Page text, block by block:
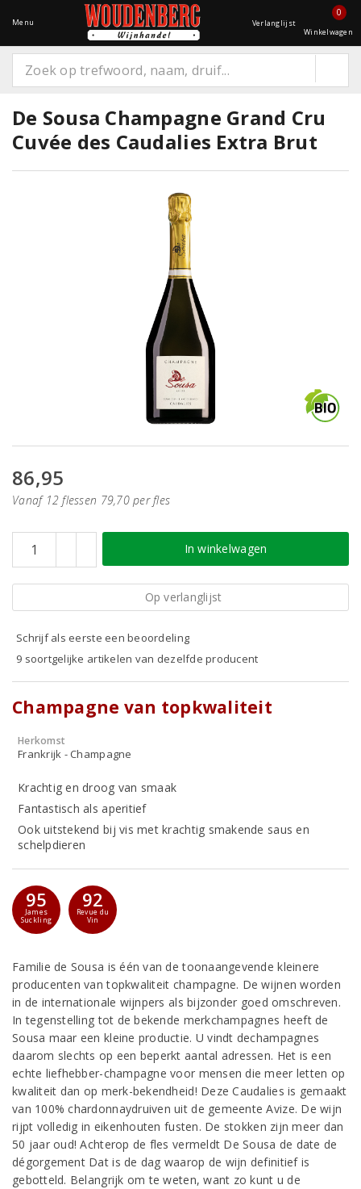
Menu Verlanglijst
0
Winkelwagen
De Sousa Champagne Grand Cru
Cuvée des Caudalies Extra Brut
86,95
Vanaf 12 flessen 79,70 per fles
In winkelwagen
Op verlanglijst
Schrijf als eerste een beoordeling
9 soortgelijke artikelen van dezelfde producent
Champagne van topkwaliteit
Herkomst
Frankrijk - Champagne
Krachtig en droog van smaak
Fantastisch als aperitief
Ook uitstekend bij vis met krachtig smakende saus en
schelpdieren
95
James
Suckling
92
Revue du
Vin
Familie de Sousa is één van de toonaangevende kleinere
producenten van topkwaliteit champagne. De wijnen worden
in de internationale wijnpers als bijzonder goed omschreven.
In tegenstelling tot de bekende merkchampagnes heeft de
Sousa maar een kleine productie. U vindt dechampagnes
daarom slechts op een beperkt aantal adressen. Het is een
echte liefhebber-champagne voor mensen die meer letten op
kwaliteit dan op merk-bekendheid! Deze Caudalies is gemaakt
van 100% chardonnaydruiven uit de gemeente Avize. De wijn
rijpt volledig in eikenhouten fusten. De stokken zijn meer dan
50 jaar oud! Achterop de fles vermeldt De Sousa de date de
dégorgement Dat is de dag waarop de wijn definitief is
gebotteld. Belangrijk om te weten, want zo kunt u de